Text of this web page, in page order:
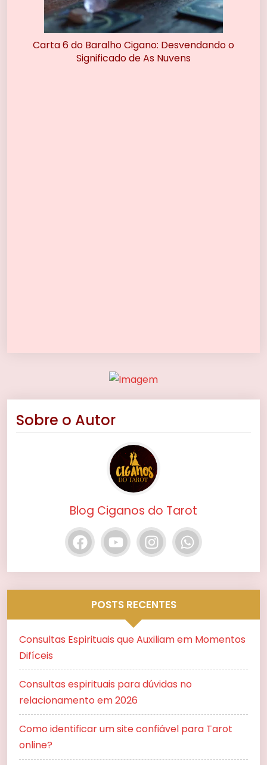
Carta 6 do Baralho Cigano: Desvendando o
Significado de As Nuvens
Sobre o Autor
Blog Ciganos do Tarot
POSTS RECENTES
Consultas Espirituais que Auxiliam em Momentos
Difíceis
Consultas espirituais para dúvidas no
relacionamento em 2026
Como identificar um site confiável para Tarot
online?